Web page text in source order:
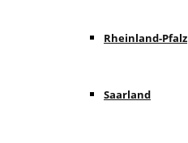
Rheinland-Pfalz
Saarland